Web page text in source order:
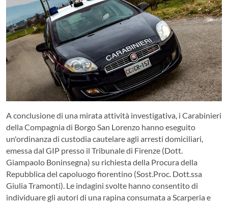
A conclusione di una mirata attività investigativa, i Carabinieri
della Compagnia di Borgo San Lorenzo hanno eseguito
un'ordinanza di custodia cautelare agli arresti domiciliari,
emessa dal GIP presso il Tribunale di Firenze (Dott.
Giampaolo Boninsegna) su richiesta della Procura della
Repubblica del capoluogo fiorentino (Sost.Proc. Dott.ssa
Giulia Tramonti). Le indagini svolte hanno consentito di
individuare gli autori di una rapina consumata a Scarperia e